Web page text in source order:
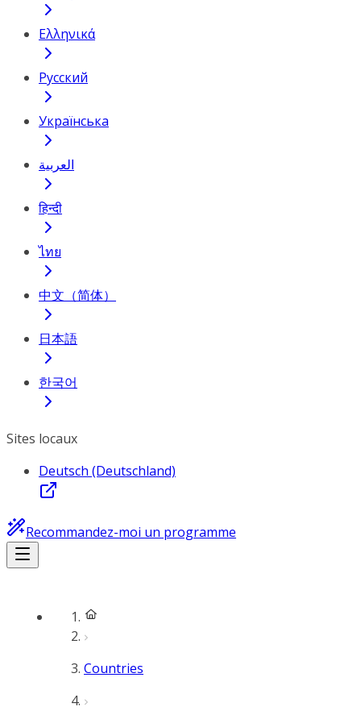
Ελληνικά
Русский
Українська
العربية
हिन्दी
ไทย
中文（简体）
日本語
한국어
Sites locaux
Deutsch (Deutschland)
Recommandez-moi un programme
Countries